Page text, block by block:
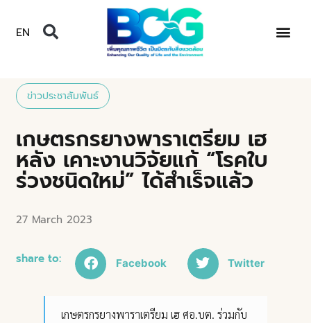
EN
ข่าวประชาสัมพันธ์
เกษตรกรยางพาราเตรียม เฮ
หลัง เคาะงานวิจัยแก้ “โรคใบ
ร่วงชนิดใหม่” ได้สำเร็จแล้ว
27 March 2023
share to: Facebook Twitter
เกษตรกรยางพาราเตรียม เฮ ศอ.บต. ร่วมกับ